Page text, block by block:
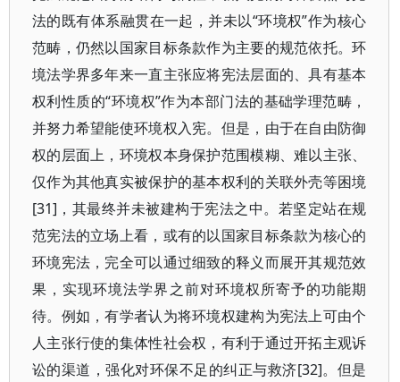
法的既有体系融贯在一起，并未以“环境权”作为核心
范畴，仍然以国家目标条款作为主要的规范依托。环
境法学界多年来一直主张应将宪法层面的、具有基本
权利性质的“环境权”作为本部门法的基础学理范畴，
并努力希望能使环境权入宪。但是，由于在自由防御
权的层面上，环境权本身保护范围模糊、难以主张、
仅作为其他真实被保护的基本权利的关联外壳等困境
[31]，其最终并未被建构于宪法之中。若坚定站在规
范宪法的立场上看，或有的以国家目标条款为核心的
环境宪法，完全可以通过细致的释义而展开其规范效
果，实现环境法学界之前对环境权所寄予的功能期
待。例如，有学者认为将环境权建构为宪法上可由个
人主张行使的集体性社会权，有利于通过开拓主观诉
讼的渠道，强化对环保不足的纠正与救济[32]。但是